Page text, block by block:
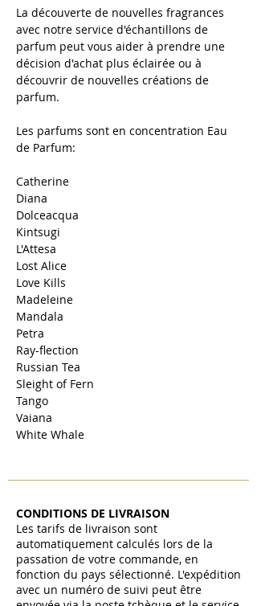
La découverte de nouvelles fragrances
avec notre service d'échantillons de
parfum peut vous aider à prendre une
décision d'achat plus éclairée ou à
découvrir de nouvelles créations de
parfum.
Les parfums sont en concentration Eau
de Parfum:
Catherine
Diana
Dolceacqua
Kintsugi
L'Attesa
Lost Alice
Love Kills
Madeleine
Mandala
Petra
Ray-flection
Russian Tea
Sleight of Fern
Tango
Vaiana
White Whale
CONDITIONS DE LIVRAISON
Les tarifs de livraison sont
automatiquement calculés lors de la
passation de votre commande, en
fonction du pays sélectionné. L'expédition
avec un numéro de suivi peut être